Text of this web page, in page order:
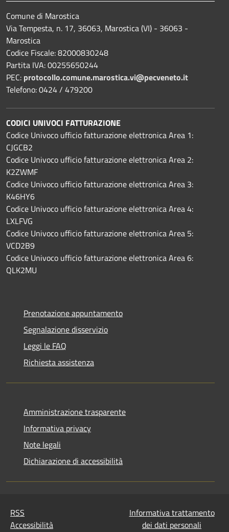
Comune di Marostica
Via Tempesta, n. 17, 36063, Marostica (VI) - 36063 -
Marostica
Codice Fiscale: 82000830248
Partita IVA: 00255650244
PEC: protocollo.comune.marostica.vi@pecveneto.it
Telefono: 0424 / 479200
CODICI UNIVOCI FATTURAZIONE
Codice Univoco ufficio fatturazione elettronica Area 1:
CJGCB2
Codice Univoco ufficio fatturazione elettronica Area 2:
K2ZWMF
Codice Univoco ufficio fatturazione elettronica Area 3:
K46HY6
Codice Univoco ufficio fatturazione elettronica Area 4:
LXLFVG
Codice Univoco ufficio fatturazione elettronica Area 5:
VCD2B9
Codice Univoco ufficio fatturazione elettronica Area 6:
QLK2MU
Prenotazione appuntamento
Segnalazione disservizio
Leggi le FAQ
Richiesta assistenza
Amministrazione trasparente
Informativa privacy
Note legali
Dichiarazione di accessibilità
RSS
Accessibilità
Informativa trattamento
dei dati personali